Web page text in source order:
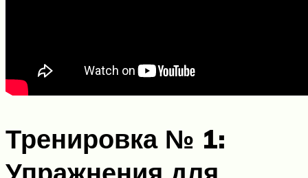
Тренировка № 1: